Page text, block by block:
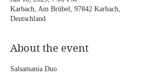
Karbach, Am Brübel, 97842 Karbach,
Deutschland
About the event